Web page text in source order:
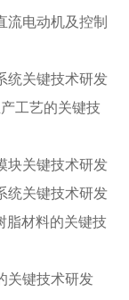
流电动机及控制
统关键技术研发
工艺的关键技
块关键技术研发
统关键技术研发
脂材料的关键技
关键技术研发